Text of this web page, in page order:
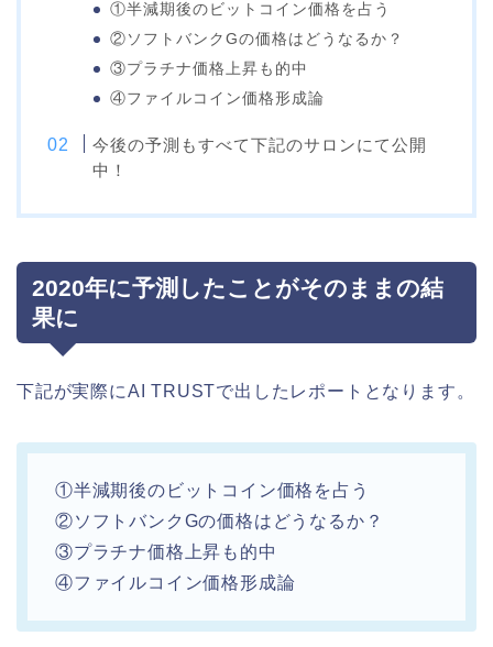
①半減期後のビットコイン価格を占う
②ソフトバンクGの価格はどうなるか？
③プラチナ価格上昇も的中
④ファイルコイン価格形成論
今後の予測もすべて下記のサロンにて公開
中！
2020年に予測したことがそのままの結
果に
下記が実際にAI TRUSTで出したレポートとなります。
①半減期後のビットコイン価格を占う
②ソフトバンクGの価格はどうなるか？
③プラチナ価格上昇も的中
④ファイルコイン価格形成論